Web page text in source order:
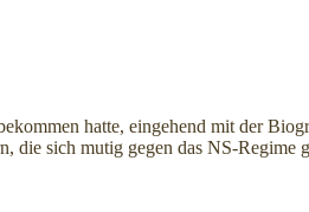
hatte, eingehend mit der
sich mutig gegen das NS-Regime